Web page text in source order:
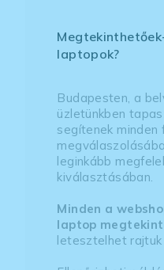
laptopok?
Budapesten, a
üzletünkben
segítenek minden
leginkább
kiválasztásában.
Minden a
laptop
letesztelhet rajtuk